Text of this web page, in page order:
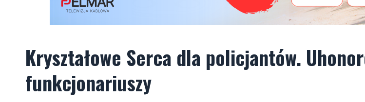
Kryształowe Serca dla policjantów.
funkcjonariuszy